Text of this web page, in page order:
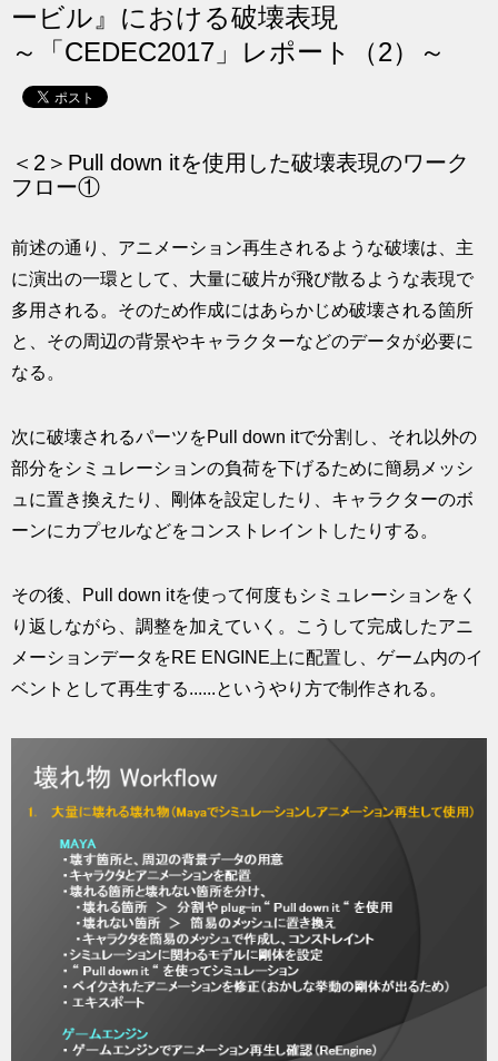
ービル』における破壊表現
～「CEDEC2017」レポート（2）～
＜2＞Pull down itを使用した破壊表現のワーク
フロー①
前述の通り、アニメーション再生されるような破壊は、主
に演出の一環として、大量に破片が飛び散るような表現で
多用される。そのため作成にはあらかじめ破壊される箇所
と、その周辺の背景やキャラクターなどのデータが必要に
なる。
次に破壊されるパーツをPull down itで分割し、それ以外の
部分をシミュレーションの負荷を下げるために簡易メッシ
ュに置き換えたり、剛体を設定したり、キャラクターのボ
ーンにカプセルなどをコンストレイントしたりする。
その後、Pull down itを使って何度もシミュレーションをく
り返しながら、調整を加えていく。こうして完成したアニ
メーションデータをRE ENGINE上に配置し、ゲーム内のイ
ベントとして再生する......というやり方で制作される。